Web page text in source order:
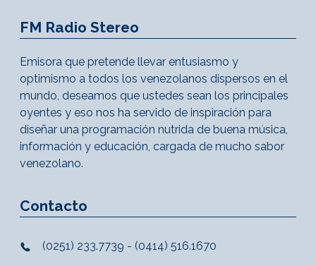
FM Radio Stereo
Emisora que pretende llevar entusiasmo y
optimismo a todos los venezolanos dispersos en el
mundo, deseamos que ustedes sean los principales
oyentes y eso nos ha servido de inspiración para
diseñar una programación nutrida de buena música,
información y educación, cargada de mucho sabor
venezolano.
Contacto
(0251) 233.7739 - (0414) 516.1670